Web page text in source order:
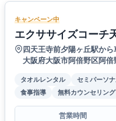
キャンペーン中
エクササイズコーチ
四天王寺前夕陽ヶ丘駅か
大阪府大阪市阿倍野区阿
タオルレンタル セミパーソ
食事指導
無料カウンセリング
営業時間